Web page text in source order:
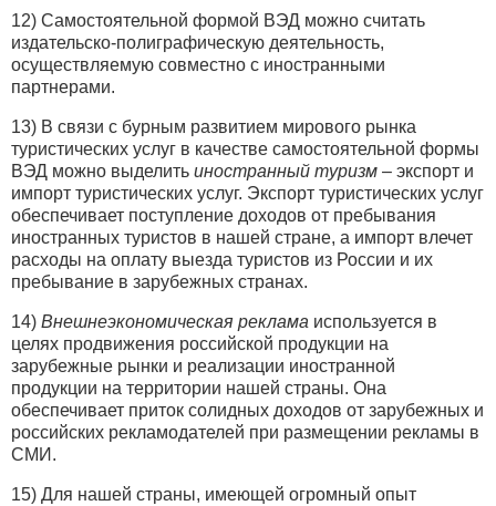
12) Самостоятельной формой ВЭД можно считать
издательско-полиграфическую деятельность,
осуществляемую совместно с иностранными
партнерами.
13) В связи с бурным развитием мирового рынка
туристических услуг в качестве самостоятельной формы
ВЭД можно выделить иностранный туризм – экспорт и
импорт туристических услуг. Экспорт туристических услуг
обеспечивает поступление доходов от пребывания
иностранных туристов в нашей стране, а импорт влечет
расходы на оплату выезда туристов из России и их
пребывание в зарубежных странах.
14) Внешнеэкономическая реклама используется в
целях продвижения российской продукции на
зарубежные рынки и реализации иностранной
продукции на территории нашей страны. Она
обеспечивает приток солидных доходов от зарубежных и
российских рекламодателей при размещении рекламы в
СМИ.
15) Для нашей страны, имеющей огромный опыт